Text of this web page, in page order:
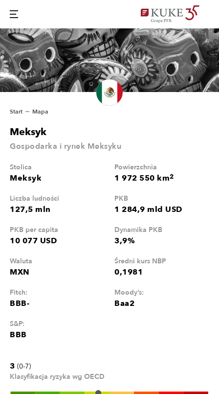
Start Mapa
Meksyk
Gospodarka i rynek Meksyku
Meksyk
Stolica
1 972 550 km2
Powierzchnia
127,5 mln
Liczba ludności
1 284,9 mld USD
PKB
10 077 USD
PKB per capita
3,9%
Dynamika PKB
MXN
Waluta
0,1981
Średni kurs NBP
BBB-
Fitch:
Baa2
Moody’s:
BBB
S&P:
3 (0-7)
Klasyfikacja ryzyka wg OECD